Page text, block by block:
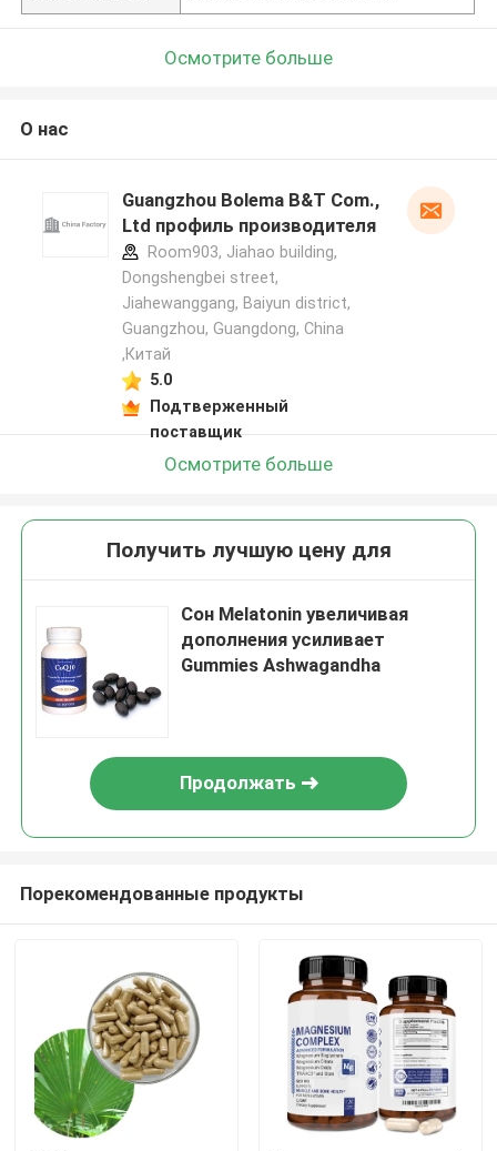
Дом
Осмотрите больше
О нас
Guangzhou Bolema B&T Com.,
Ltd профиль производителя
Room903, Jiahao building,
Dongshengbei street,
Jiahewanggang, Baiyun district,
Guangzhou, Guangdong, China
,Китай
5.0
Подтверженный
поставщик
Осмотрите больше
Получить лучшую цену для
Сон Melatonin увеличивая
дополнения усиливает
Gummies Ashwagandha
Продолжать
Порекомендованные продукты